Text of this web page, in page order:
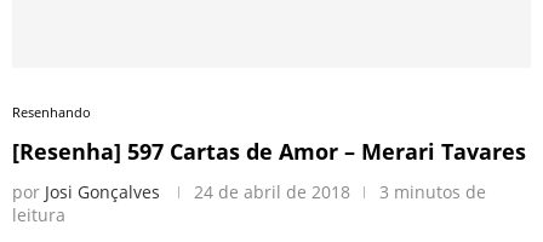
Resenhando
[Resenha] 597 Cartas de Amor – Merari Tavares
por Josi Gonçalves 24 de abril de 2018
3 minutos de
leitura